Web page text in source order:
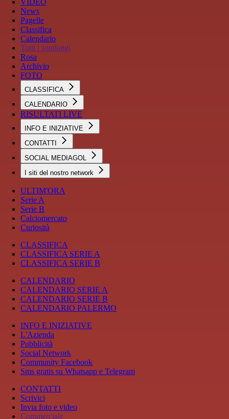
VIDEO
News
Pagelle
Classifica
Calendario
Tutti i sondaggi
Rosa
Archivio
FOTO
CLASSIFICA
CALENDARIO
RISULTATI LIVE
INFO E INIZIATIVE
CONTATTI
SOCIAL MEDIAGOL
I siti del nostro network
ULTIM'ORA
Serie A
Serie B
Calciomercato
Curiosità
CLASSIFICA
CLASSIFICA SERIE A
CLASSIFICA SERIE B
CALENDARIO
CALENDARIO SERIE A
CALENDARIO SERIE B
CALENDARIO PALERMO
INFO E INIZIATIVE
L'Azienda
Pubblicità
Social Network
Community Facebook
Sms gratis su Whatsapp e Telegram
CONTATTI
Scrivici
Invia foto e video
Commerciale